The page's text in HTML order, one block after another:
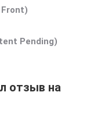
Front)
Pending)
отзыв на